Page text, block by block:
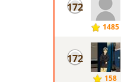
172
1485
172
158